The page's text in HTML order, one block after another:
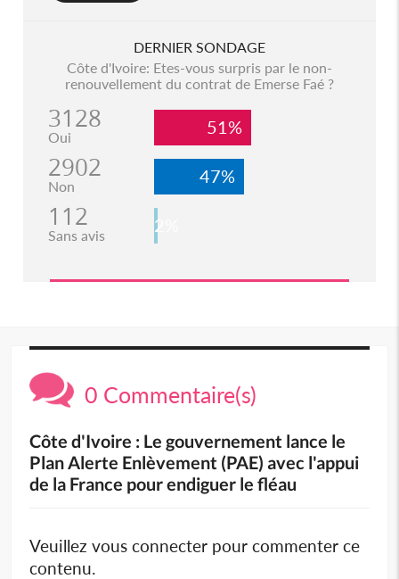
DERNIER SONDAGE
Côte d'Ivoire: Etes-vous surpris par le non-
renouvellement du contrat de Emerse Faé ?
3128
Oui 51%
2902
Non 47%
112
Sans avis 2%
0 Commentaire(s)
Côte d'Ivoire : Le gouvernement lance le
Plan Alerte Enlèvement (PAE) avec l'appui
de la France pour endiguer le fléau
Veuillez vous connecter pour commenter ce
contenu.